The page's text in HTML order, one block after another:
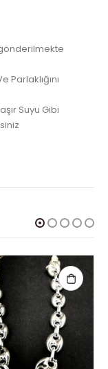
Parlaklığını
Suyu Gibi